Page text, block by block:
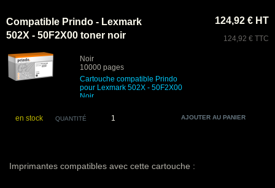
Compatible Prindo - Lexmark
502X - 50F2X00 toner noir
Noir
10000 pages
Cartouche compatible Prindo
pour Lexmark 502X - 50F2X00
Noir
124,92 € HT
124,92 € TTC
en stock QUANTITÉ
Imprimantes compatibles avec cette cartouche :